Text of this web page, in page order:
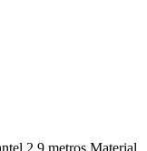
2,9 metros Material